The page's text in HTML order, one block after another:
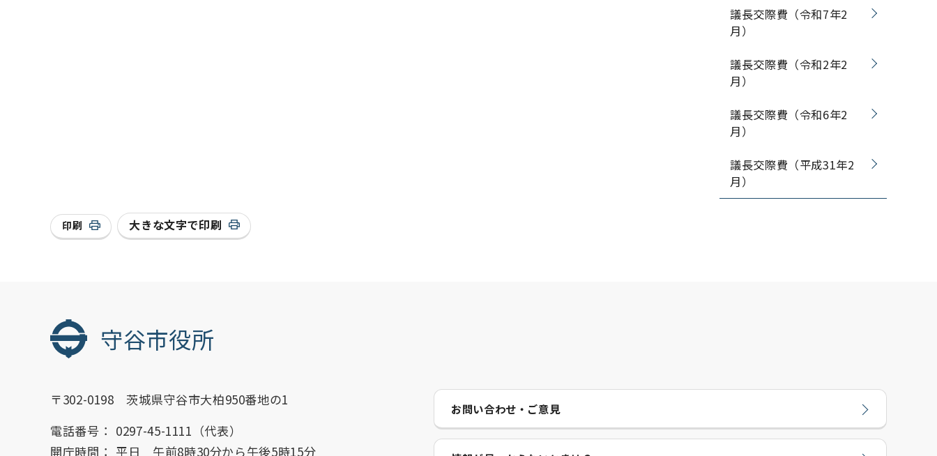
議長交際費（令和7年2
月）
議長交際費（令和2年2
月）
議長交際費（令和6年2
月）
議長交際費（平成31年2
月）
印刷 大きな文字で印刷
守谷市役所
〒302-0198 茨城県守谷市大柏950番地の1
電話番号： 0297-45-1111（代表）
開庁時間： 平日 午前8時30分から午後5時15分
お問い合わせ・ご意見